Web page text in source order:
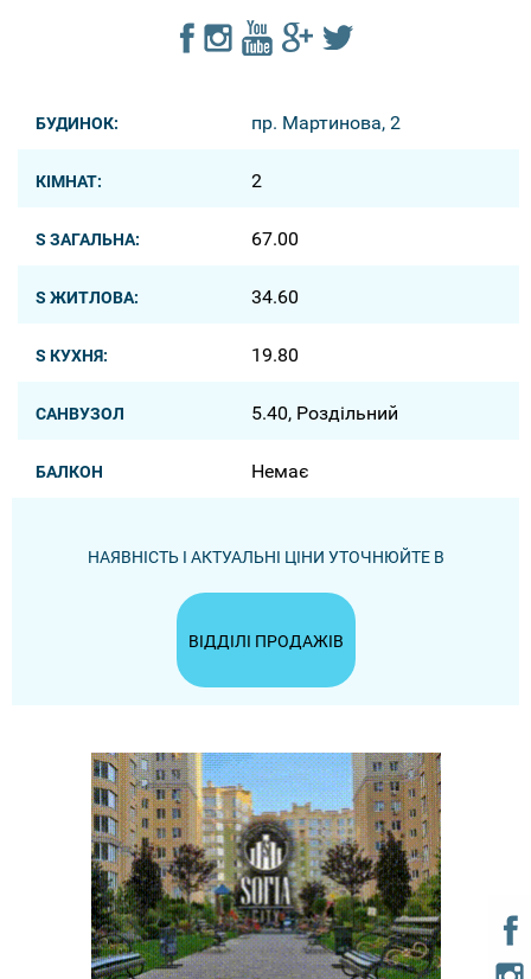
БУДИНОК: пр. Мартинова, 2
КІМНАТ: 2
S ЗАГАЛЬНА: 67.00
S ЖИТЛОВА: 34.60
S КУХНЯ: 19.80
САНВУЗОЛ 5.40, Роздільний
БАЛКОН Немає
НАЯВНІСТЬ І АКТУАЛЬНІ ЦІНИ УТОЧНЮЙТЕ В
ВІДДІЛІ ПРОДАЖІВ